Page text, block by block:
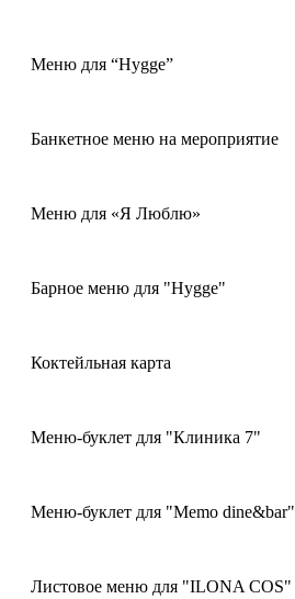
Меню для “Hygge”
Банкетное меню на мероприятие
Меню для «Я Люблю»
Барное меню для "Hygge"
Коктейльная карта
Меню-буклет для "Клиника 7"
Меню-буклет для "Memo dine&bar"
Листовое меню для "ILONA COS"